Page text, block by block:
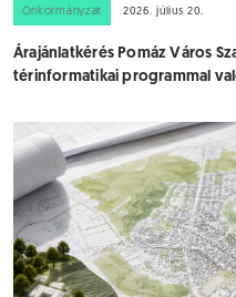
Önkormányzat 2026. július 20.
Árajánlatkérés Pomáz Város
térinformatikai programmal